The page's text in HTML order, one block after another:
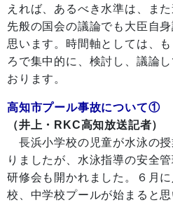
えれば、あるべき水準は、ま
先般の国会の議論でも大臣自
思います。時間軸としては、
ろで集中的に、検討し、議論
おります。
高知市プール事故について①
（井上・RKC高知放送記者）
長浜小学校の児童が水泳の
りましたが、水泳指導の安全
研修会も開かれました。６月
校、中学校プールが始まると